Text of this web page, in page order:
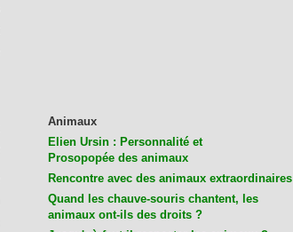
Animaux
Elien Ursin : Personnalité et
Prosopopée des animaux
Rencontre avec des animaux extraordinaires
Quand les chauve-souris chantent, les
animaux ont-ils des droits ?